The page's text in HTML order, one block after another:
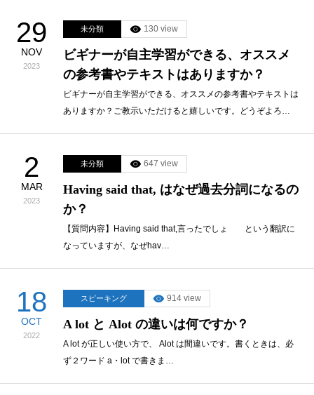
29
NOV
2023
未分類 130 view
ビギナーが自主学習ができる、オススメ
の参考書やテキストはありますか？
ビギナーが自主学習ができる、オススメの参考書やテキストは
ありますか？ご教示いただけると嬉しいです。どうぞよろ…
2
MAR
2023
未分類 647 view
Having said that, はなぜ過去分詞になるの
か？
【質問内容】Having said that,言ったでしょ という翻訳に
なっていますが、なぜhav…
18
OCT
2022
スピーキング 914 view
A lot と Alot の違いは何ですか？
A lot が正しい使い方で、 Alot は間違いです。書くときは、必
ず２ワード a・lot で書きま…